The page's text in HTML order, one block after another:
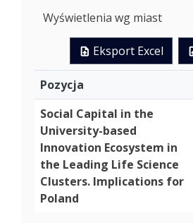
Wyświetlenia wg miast
Eksport Excel
Pozycja
Social Capital in the
University-based
Innovation Ecosystem in
the Leading Life Science
Clusters. Implications for
Poland